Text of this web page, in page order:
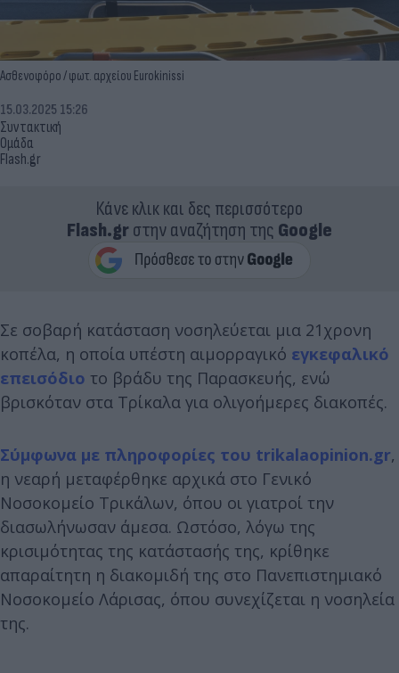
Ασθενοφόρο / φωτ. αρχείου Eurokinissi
Συντακτική
Ομάδα
Flash.gr
15.03.2025 15:26
Κάνε κλικ και δες περισσότερο
Flash.grστην αναζήτηση της Google
Σε σοβαρή κατάσταση νοσηλεύεται μια 21χρονη
κοπέλα, η οποία υπέστη αιμορραγικό εγκεφαλικό
επεισόδιο το βράδυ της Παρασκευής, ενώ
βρισκόταν στα Τρίκαλα για ολιγοήμερες διακοπές.
Σύμφωνα με πληροφορίες του trikalaopinion.gr,
η νεαρή μεταφέρθηκε αρχικά στο Γενικό
Νοσοκομείο Τρικάλων, όπου οι γιατροί την
διασωλήνωσαν άμεσα. Ωστόσο, λόγω της
κρισιμότητας της κατάστασής της, κρίθηκε
απαραίτητη η διακομιδή της στο Πανεπιστημιακό
Νοσοκομείο Λάρισας, όπου συνεχίζεται η νοσηλεία
της.